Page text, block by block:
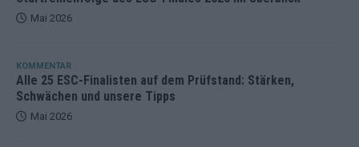
Mai 2026
KOMMENTAR
Alle 25 ESC-Finalisten auf dem Prüfstand: Stärken,
Schwächen und unsere Tipps
Mai 2026